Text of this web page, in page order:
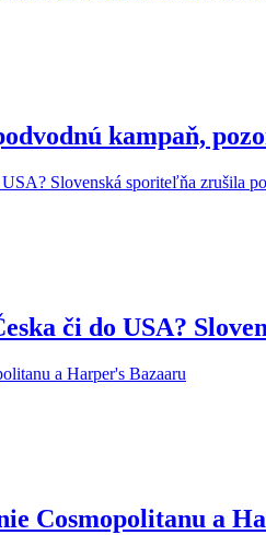
kampaň,
či do USA?
Cosmopolitanu a